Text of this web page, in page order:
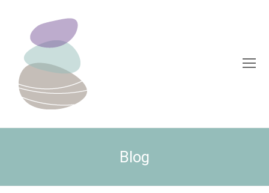
Blog